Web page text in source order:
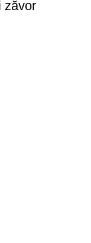
zăvor